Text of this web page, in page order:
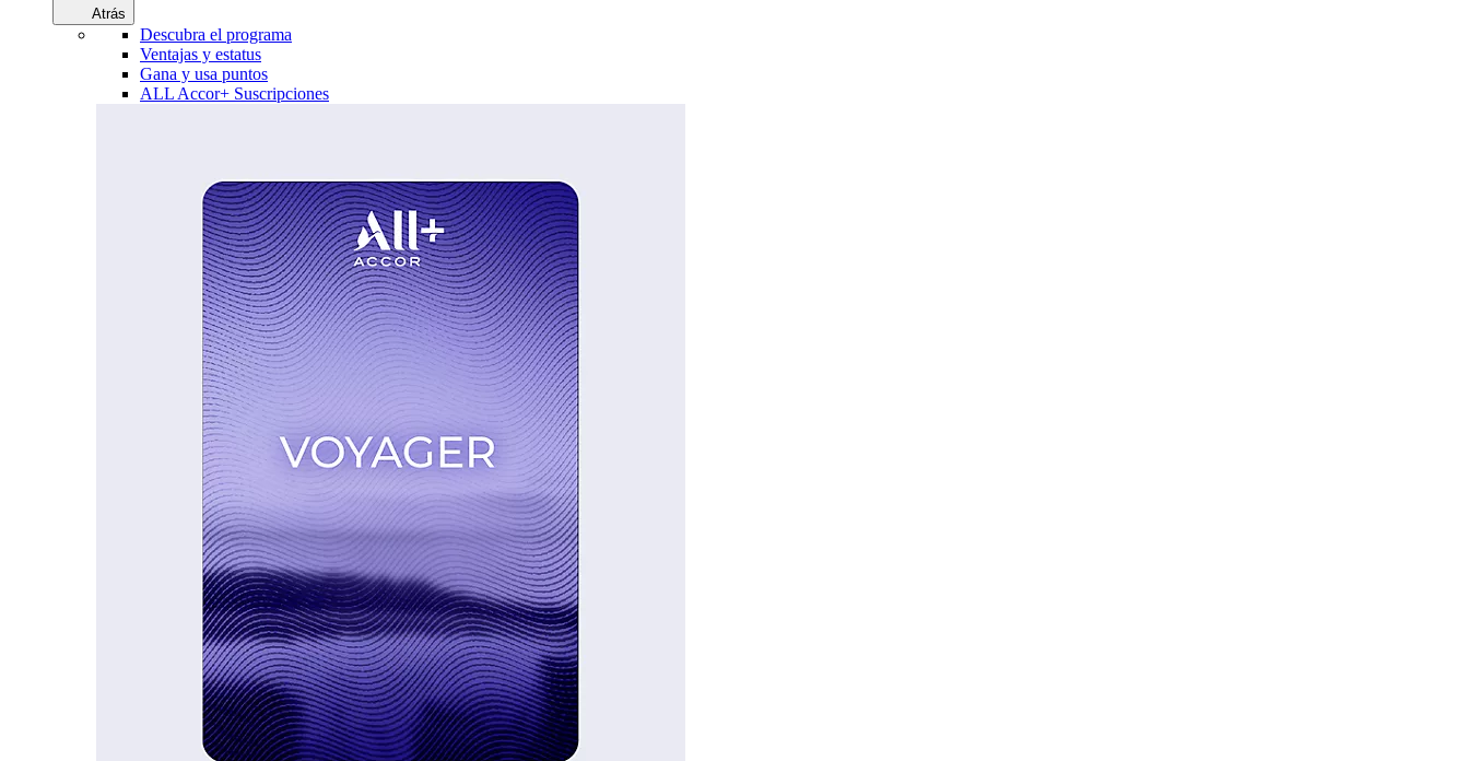
Atrás
Descubra el programa
Ventajas y estatus
Gana y usa puntos
ALL Accor+ Suscripciones